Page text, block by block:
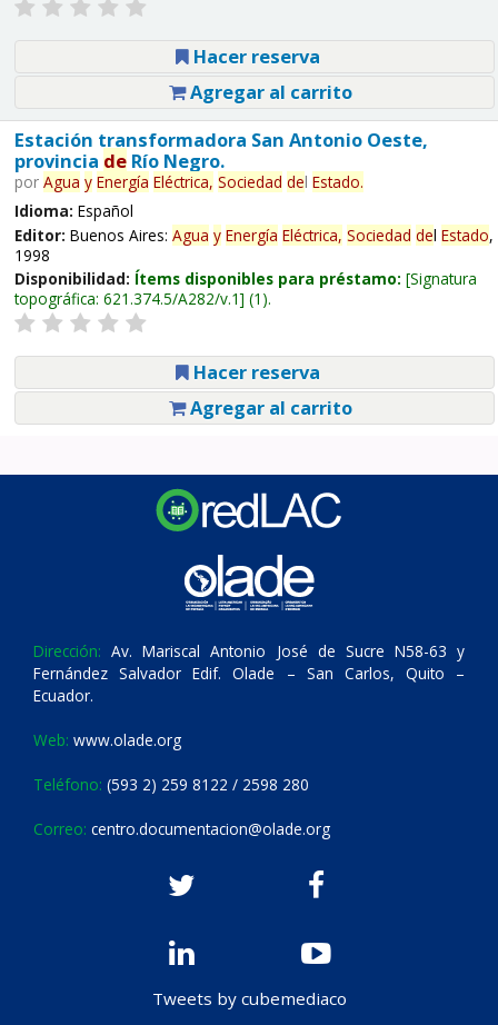
Hacer reserva
Agregar al carrito
Estación transformadora San Antonio Oeste,
provincia deRío Negro.
por Agua y Energía Eléctrica, Sociedad del Estado.
Idioma: Español
Editor: Buenos Aires: Agua y Energía Eléctrica, Sociedad del Estado,
1998
Disponibilidad: Ítems disponibles para préstamo: Signatura
topográfica: 621.374.5/A282/v.1 (1).
Hacer reserva
Agregar al carrito
Dirección: Av. Mariscal Antonio José de Sucre N58-63 y
Fernández Salvador Edif. Olade – San Carlos, Quito –
Ecuador.
Web: www.olade.org
Teléfono: (593 2) 259 8122 / 2598 280
Correo: centro.documentacion@olade.org
Tweets by cubemediaco